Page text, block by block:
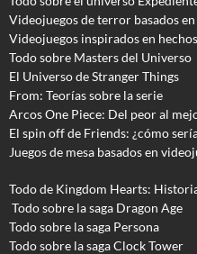
Videojuegos de terror basados
Videojuegos inspirados en
Todo sobre Masters del Universo
El Universo de Stranger Things
From: Teorías sobre la serie
Arcos One Piece: Del peor al
El spin off de Friends: ¿cómo
Juegos de mesa basados en
Todo de Kingdom Hearts:
Todo sobre la saga Dragon Age
Todo sobre la saga Persona
Todo sobre la saga Clock Tower